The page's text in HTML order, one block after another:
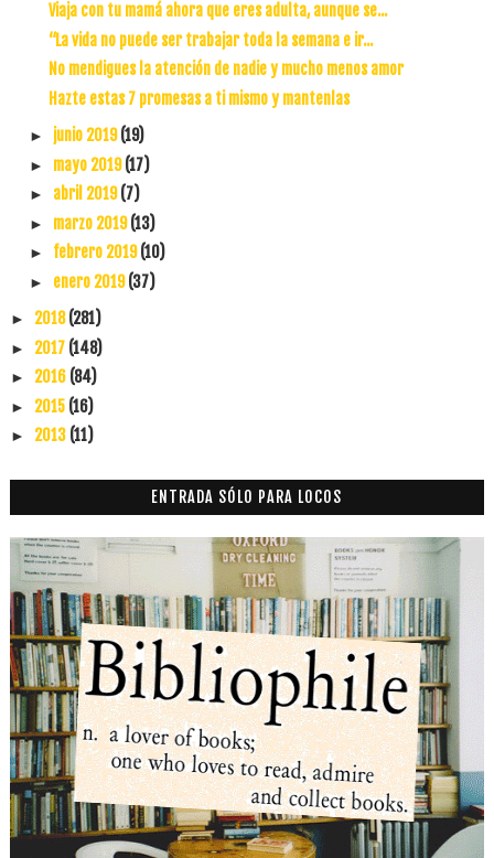
Viaja con tu mamá ahora que eres adulta, aunque se...
“La vida no puede ser trabajar toda la semana e ir...
No mendigues la atención de nadie y mucho menos amor
Hazte estas 7 promesas a ti mismo y mantenlas
► junio 2019(19)
► mayo 2019(17)
► abril 2019(7)
► marzo 2019(13)
► febrero 2019(10)
► enero 2019(37)
► 2018(281)
► 2017 (148)
► 2016 (84)
► 2015 (16)
► 2013 (11)
ENTRADA SÓLO PARA LOCOS